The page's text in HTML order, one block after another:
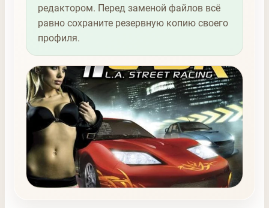
редактором. Перед заменой файлов всё
равно сохраните резервную копию своего
профиля.